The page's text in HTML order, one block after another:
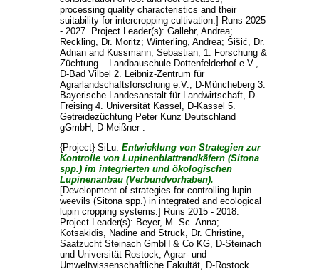
processing quality characteristics and their
suitability for intercropping cultivation.] Runs 2025
- 2027. Project Leader(s): Gallehr, Andrea;
Reckling, Dr. Moritz; Winterling, Andrea; Šišić, Dr.
Adnanand Kussmann, Sebastian, 1. Forschung &
Züchtung – Landbauschule Dottenfelderhof e.V.,
D-Bad Vilbel 2. Leibniz-Zentrum für
Agrarlandschaftsforschung e.V., D-Müncheberg 3.
Bayerische Landesanstalt für Landwirtschaft, D-
Freising 4. Universität Kassel, D-Kassel 5.
Getreidezüchtung Peter Kunz Deutschland
gGmbH, D-Meißner .
{Project} SiLu: Entwicklung von Strategien zur
Kontrolle von Lupinenblattrandkäfern (Sitona
spp.) im integrierten und ökologischen
Lupinenanbau (Verbundvorhaben).
[Development of strategies for controlling lupin
weevils (Sitona spp.) in integrated and ecological
lupin cropping systems.] Runs 2015 - 2018.
Project Leader(s): Beyer, M. Sc. Anna;
Kotsakidis, Nadineand Struck, Dr. Christine,
Saatzucht Steinach GmbH & Co KG, D-Steinach
und Universität Rostock, Agrar- und
Umweltwissenschaftliche Fakultät, D-Rostock .